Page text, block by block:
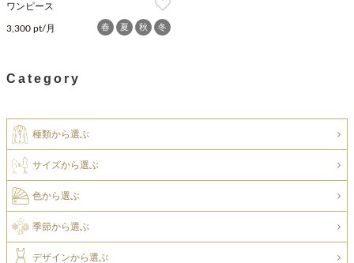
ワンピース
3,300 pt/月 春 夏 秋 冬
Category
種類から選ぶ
サイズから選ぶ
色から選ぶ
季節から選ぶ
デザインから選ぶ